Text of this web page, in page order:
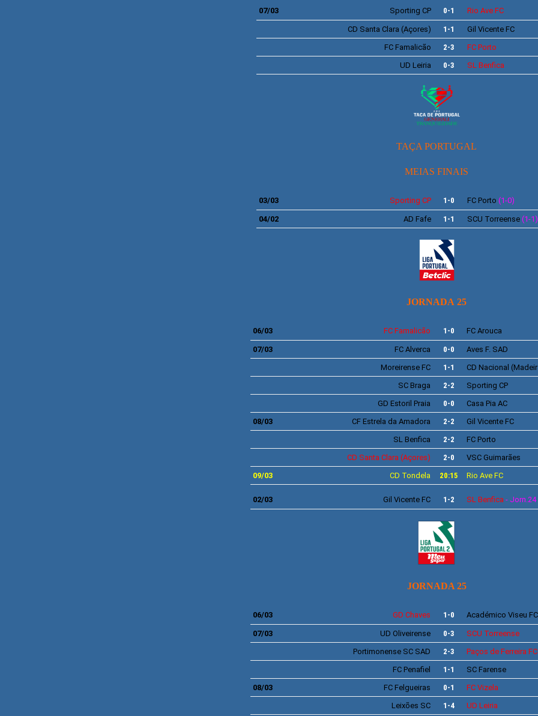
07/03 Sporting CP 0-1 Rio AveFC
CD Santa Clara (Açores) 1-1 Gil VicenteFC
FC Famalicão
2-3
FC Porto
UD Leiria
0-3 SL Benfica
TAÇA PORTUGAL
MEIAS FINAIS
03/03 Sporting CP 1-0 FC Porto (1-0)
04/02 AD Fafe 1-1 SCU Torreense (1-1)
JORNADA 25
06/03 FC Famalicão 1-0 FC Arouca
07/03 FC Alverca 0-0 Aves F. SAD
Moreirense FC 1-1 CD Nacional
SC Braga
2-2 Sporting CP
GD Estoril Praia 0-0
Casa Pia AC
08/03
CF Estrela da Amadora 2-2 Gil Vicente FC
SL Benfica 2-2
FC Porto
CD Santa Clara (Açores) 2-0 VSC Guimarães
09/03
CD Tondela 20:15 Rio Ave FC
02/03 Gil Vicente FC 1-2 SL Benfica - Jorn.24
JORNADA 25
06/03 GD Chaves 1-0 Académico Viseu FC
07/03 UD Oliveirense 0-3 SCU Torreense
Portimonense SC SAD 2-3 Paços de Ferreira FC
FC Penafiel
1-1 SC Farense
08/03
FC Felgueiras 0-1
FC Vizela
Leixões SC 1-4
UD Leiria